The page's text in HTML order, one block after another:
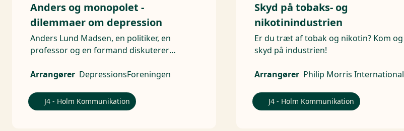
Anders og monopolet -
dilemmaer om depression
Anders Lund Madsen, en politiker, en
professor og en formand diskuterer
Arrangører DepressionsForeningen
J4 - Holm Kommunikation
Skyd på tobaks- og
nikotinindustrien
Er du træt af tobak og nikotin? Kom og
skyd på industrien!
Arrangører Philip Morris International
J4 - Holm Kommunikation